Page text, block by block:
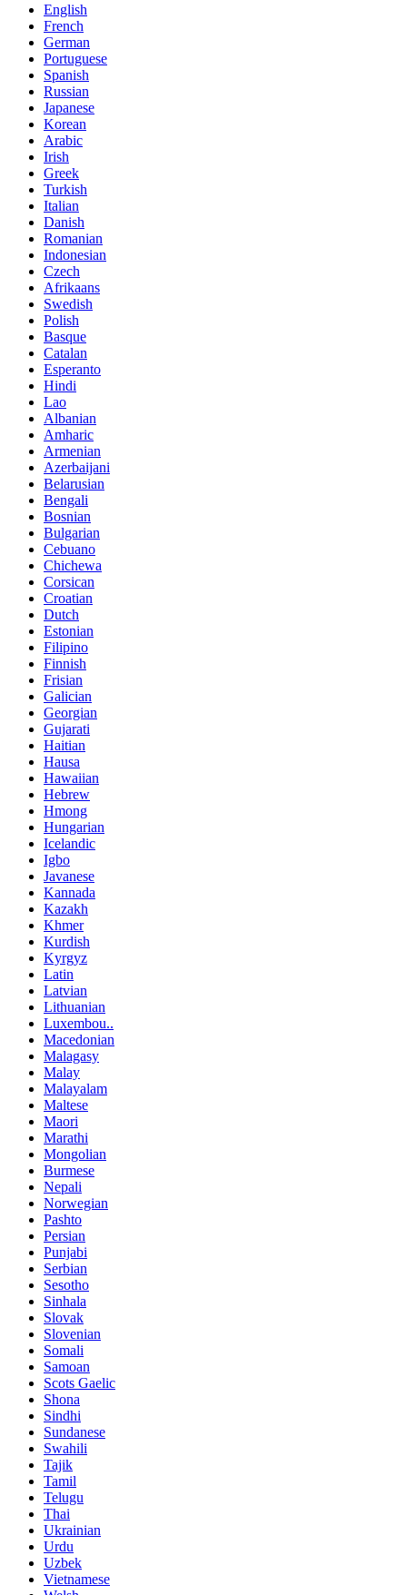
English
French
German
Portuguese
Spanish
Russian
Japanese
Korean
Arabic
Irish
Greek
Turkish
Italian
Danish
Romanian
Indonesian
Czech
Afrikaans
Swedish
Polish
Basque
Catalan
Esperanto
Hindi
Lao
Albanian
Amharic
Armenian
Azerbaijani
Belarusian
Bengali
Bosnian
Bulgarian
Cebuano
Chichewa
Corsican
Croatian
Dutch
Estonian
Filipino
Finnish
Frisian
Galician
Georgian
Gujarati
Haitian
Hausa
Hawaiian
Hebrew
Hmong
Hungarian
Icelandic
Igbo
Javanese
Kannada
Kazakh
Khmer
Kurdish
Kyrgyz
Latin
Latvian
Lithuanian
Luxembou..
Macedonian
Malagasy
Malay
Malayalam
Maltese
Maori
Marathi
Mongolian
Burmese
Nepali
Norwegian
Pashto
Persian
Punjabi
Serbian
Sesotho
Sinhala
Slovak
Slovenian
Somali
Samoan
Scots Gaelic
Shona
Sindhi
Sundanese
Swahili
Tajik
Tamil
Telugu
Thai
Ukrainian
Urdu
Uzbek
Vietnamese